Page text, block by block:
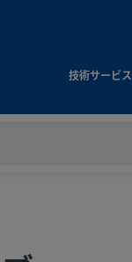
技術サービス